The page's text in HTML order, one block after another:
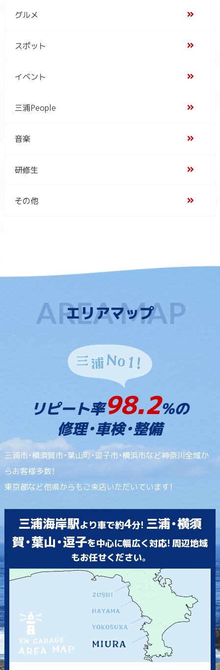
グルメ
スポット
イベント
三浦People
音楽
研修生
その他
エリアマップ
リピート率98.2%の
修理・車検・整備
三浦市・横須賀市・葉山町・逗子市・横浜市など神奈川全域か
らお客様多数！
東京都など他県からもご来店いただいています！
三浦海岸駅より車で約4分! 三浦・横須
賀・葉山・逗子を中心に幅広く対応! 周辺地域
もお任せください。